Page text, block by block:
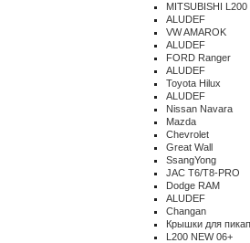
MITSUBISHI
ALUDEF
VW AMAROK
ALUDEF
FORD Ranger
ALUDEF
Toyota Hilux
ALUDEF
Nissan Navara
Mazda
Chevrolet
Great Wall
SsangYong
JAC T6/T8-PRO
Dodge RAM
ALUDEF
Changan
Крышки для
L200 NEW 06+